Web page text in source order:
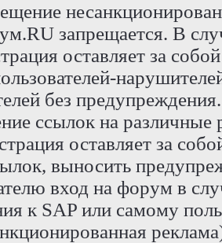
запрещается. В
оставляет за
без
ссылок на различные
оставляет за
выносить
вход на форум в
к SAP или самому